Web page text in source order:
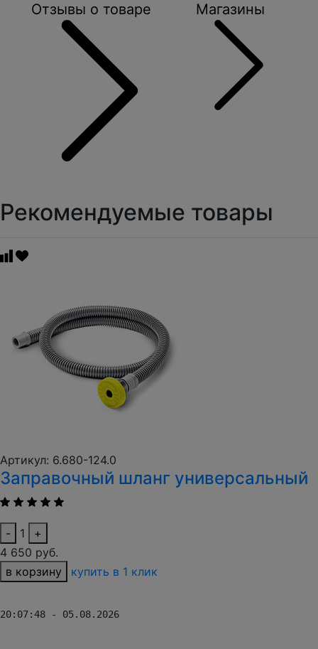
Отзывы о товаре Магазины
Рекомендуемые товары
Артикул: 6.680-124.0
Заправочный шланг универсальный
- 1
+
4 650 руб.
в корзину
купить в 1 клик
20:07:48 - 05.08.2026